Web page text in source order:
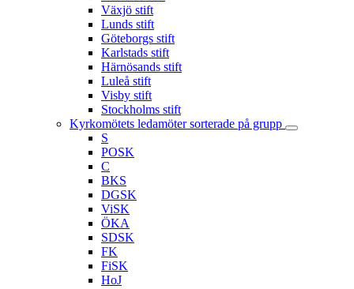
Växjö stift
Lunds stift
Göteborgs stift
Karlstads stift
Härnösands stift
Luleå stift
Visby stift
Stockholms stift
Kyrkomötets ledamöter sorterade på grupp
S
POSK
C
BKS
DGSK
ViSK
ÖKA
SDSK
FK
FiSK
HoJ